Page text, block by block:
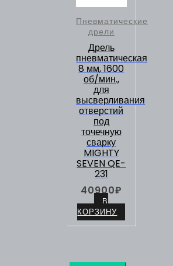
Пневматические
дрели
Дрель
пневматическая
8 мм, 1600
об/мин.,
для
высверливания
отверстий
под
точечную
сварку
MIGHTY
SEVEN QE-
231
40900₽
В
КОРЗИНУ